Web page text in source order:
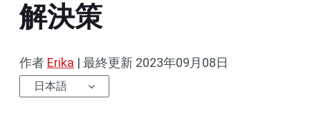
解決策
作者 Erika | 最終更新 2023年09月08日
日本語